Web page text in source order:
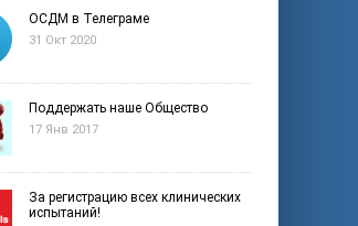
ОСДМ в Телеграме
31 Окт 2020
Поддержать наше Общество
17 Янв 2017
За регистрацию всех клинических
испытаний!